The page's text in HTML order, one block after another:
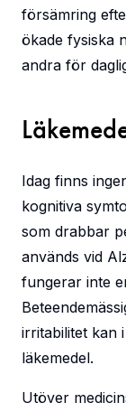
försämring
ökade fysiska
andra för
Idag finns
kognitiva
som drabbar
används vid
fungerar inte
irritabilitet kan
läkemedel.
Utöver